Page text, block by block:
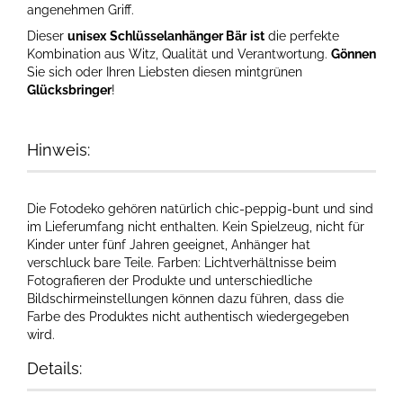
angenehmen Griff.
Dieser unisex Schlüsselanhänger Bär ist die perfekte
Kombination aus Witz, Qualität und Verantwortung. Gönnen
Sie sich oder Ihren Liebsten diesen mintgrünen
Glücksbringer!
Hinweis:
Die Fotodeko gehören natürlich chic-peppig-bunt und sind
im Lieferumfang nicht enthalten. Kein Spielzeug, nicht für
Kinder unter fünf Jahren geeignet, Anhänger hat
verschluck bare Teile. Farben: Lichtverhältnisse beim
Fotografieren der Produkte und unterschiedliche
Bildschirmeinstellungen können dazu führen, dass die
Farbe des Produktes nicht authentisch wiedergegeben
wird.
Details: